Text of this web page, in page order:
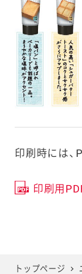
印刷時には、
印刷用
トップページ